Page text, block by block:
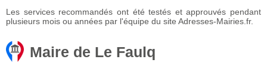
Les services recommandés ont été testés et approuvés pendant
plusieurs mois ou années par l'équipe du site Adresses-Mairies.fr.
Maire de Le Faulq